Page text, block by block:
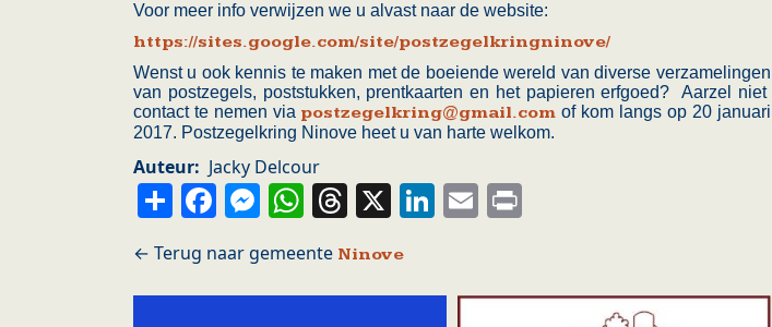
Voor meer info verwijzen we u alvast naar de website:
https://sites.google.com/site/postzegelkringninove/
Wenst u ook kennis te maken met de boeiende wereld van diverse verzamelingen
van postzegels, poststukken, prentkaarten en het papieren erfgoed? Aarzel niet
contact te nemen via postzegelkring@gmail.com of kom langs op 20 januari
2017. Postzegelkring Ninove heet u van harte welkom.
Auteur Jacky Delcour
ShareFacebook
Messenger
WhatsApp
Threads
X LinkedIn
Email
Ninove